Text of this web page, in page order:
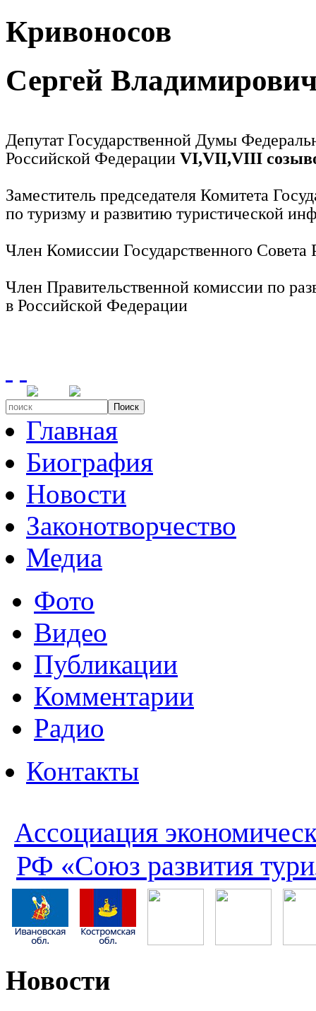
Кривоносов
Сергей
Депутат Государственной Думы
Российской Федерации VI,VII,VIII
Заместитель председателя Комитета
по туризму и развитию туристической
Член Комиссии Государственного
Член Правительственной комиссии по
в Российской Федерации
Поиск
Главная
Биография
Новости
Законотворчество
Медиа
Фото
Видео
Публикации
Комментарии
Радио
Контакты
Ассоциация
РФ «Союз развития
Новости